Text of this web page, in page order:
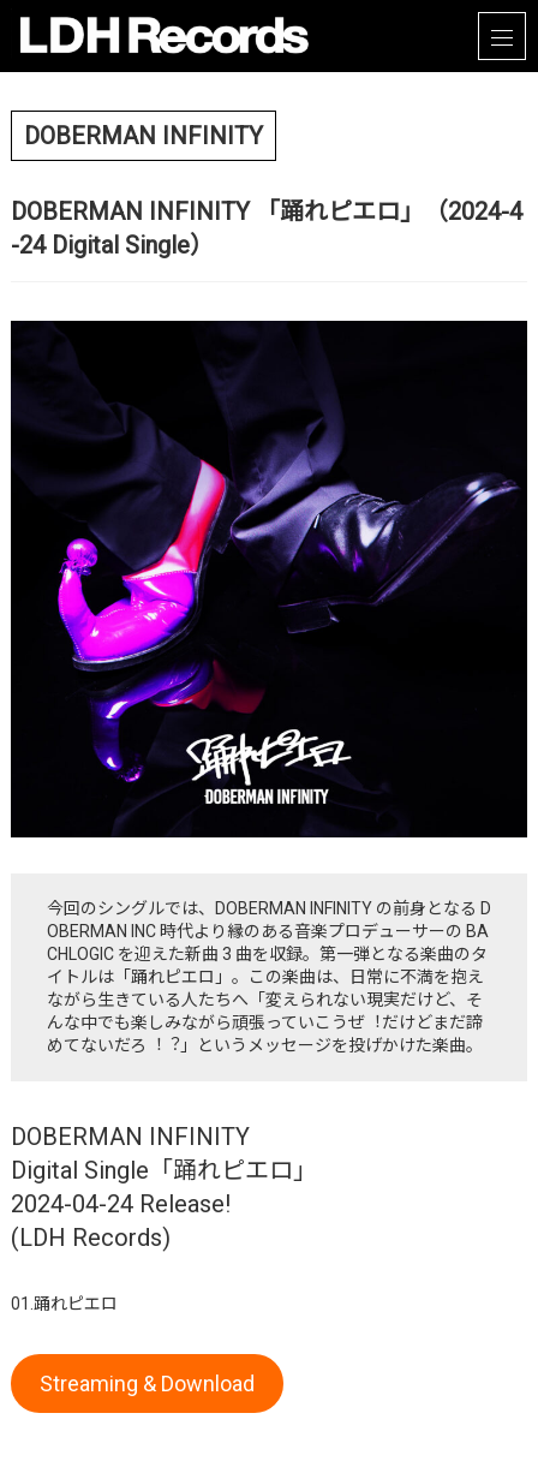
DOBERMAN INFINITY
DOBERMAN INFINITY 「踊れピエロ」（2024-4
-24 Digital Single）
今回のシングルでは、DOBERMAN INFINITY の前⾝となる D
OBERMAN INC 時代より縁のある⾳楽プロデューサーの BA
CHLOGIC を迎えた新曲 3 曲を収録。第⼀弾となる楽曲のタ
イトルは「踊れピエロ」。この楽曲は、⽇常に不満を抱え
ながら⽣きている⼈たちへ「変えられない現実だけど、そ
んな中でも楽しみながら頑張っていこうぜ︕だけどまだ諦
めてないだろ︕︖」というメッセージを投げかけた楽曲。
DOBERMAN INFINITY
Digital Single「踊れピエロ」
2024-04-24 Release!
(LDH Records)
01.踊れピエロ
Streaming & Download